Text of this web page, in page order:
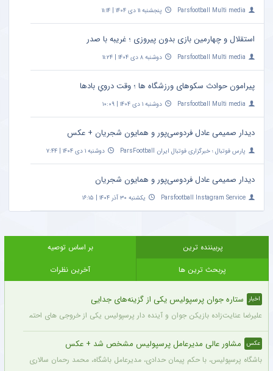
Parsfootball Multi media پنجشنبه ۱۱ دی ۱۴۰۴ | ۱۱:۱۴
استقلال و چهارمین بازی بدون پیروزی ؛ غریبه با صدر
Parsfootball Multi media دوشنبه ۸ دی ۱۴۰۴ | ۱۱:۲۴
پیرامون حوادث سکوهای ورزشگاه ها ؛ وقت درویِ بادها
Parsfootball Multi media دوشنبه ۱ دی ۱۴۰۴ | ۱۰:۰۹
دیدار صمیمی عادل فردوسی‌پور و همایون شجریان + عکس
پارس فوتبال ؛ خبرگزاری فوتبال ایران ParsFootball دوشنبه ۱ دی ۱۴۰۴ | ۷:۴۴
دیدار صمیمی عادل فردوسی‌پور و همایون شجریان
Parsfootball Instagram Service یکشنبه ۳۰ آذر ۱۴۰۴ | ۱۶:۱۵
پربیننده ترین
بر اساس توصیه
پربحث ترین ها
آخرین نظرات
اخبار ستاره جوان پرسپولیس یکی از گزینه‌های جدایی
علیرضا عنایت‌زاده بازیکن جوان و آینده دار پرسپولیس یکی از خروجی های احتمالی
عکس مشاور عالی مدیرعامل پرسپولیس مشخص شد + عکس
باشگاه پرسپولیس، با حکم پیمان حدادی، مدیرعامل باشگاه، محمد رحمان سالاری به